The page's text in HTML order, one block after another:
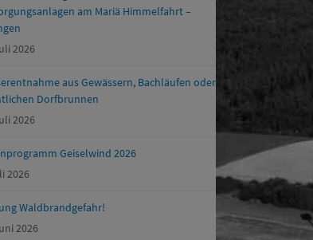
am Mariä Himmelfahrt –
2026
aus Gewässern, Bachläufen oder
Dorfbrunnen
2026
Geiselwind 2026
2026
Waldbrandgefahr!
2026